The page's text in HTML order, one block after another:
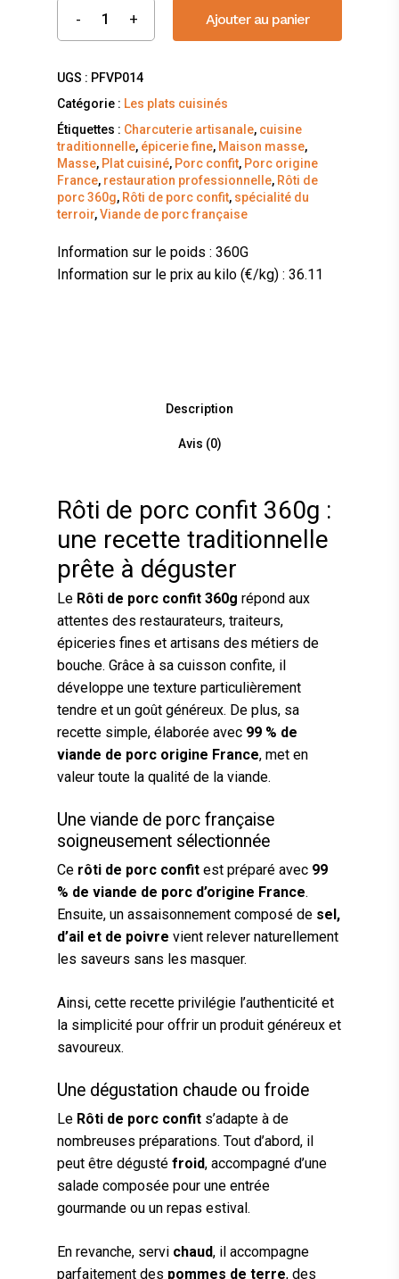
Ajouter au panier
UGS : PFVP014
Catégorie : Les plats cuisinés
Étiquettes : Charcuterie artisanale, cuisine
traditionnelle, épicerie fine, Maison masse,
Masse, Plat cuisiné, Porc confit, Porc origine
France, restauration professionnelle, Rôti de
porc 360g, Rôti de porc confit, spécialité du
terroir,Viande de porc française
Information sur le poids : 360G
Information sur le prix au kilo (€/kg) : 36.11
Description
Avis (0)
Rôti de porc confit 360g :
une recette traditionnelle
prête à déguster
Le Rôti de porc confit 360g répond aux
attentes des restaurateurs, traiteurs,
épiceries fines et artisans des métiers de
bouche. Grâce à sa cuisson confite, il
développe une texture particulièrement
tendre et un goût généreux. De plus, sa
recette simple, élaborée avec 99 % de
viande de porc origine France, met en
valeur toute la qualité de la viande.
Une viande de porc française
soigneusement sélectionnée
Ce rôti de porc confit est préparé avec 99
% de viande de porc d’origine France.
Ensuite, un assaisonnement composé de sel,
d’ail et de poivre vient relever naturellement
les saveurs sans les masquer.
Ainsi, cette recette privilégie l’authenticité et
la simplicité pour offrir un produit généreux et
savoureux.
Une dégustation chaude ou froide
Le Rôti de porc confit s’adapte à de
nombreuses préparations. Tout d’abord, il
peut être dégusté froid, accompagné d’une
salade composée pour une entrée
gourmande ou un repas estival.
En revanche, servi chaud, il accompagne
parfaitement des pommes de terre, des